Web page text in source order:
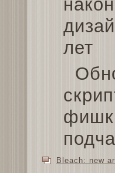
лет
Bleach: new